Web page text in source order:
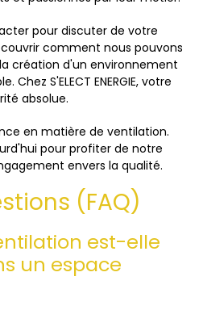
pour discuter de votre
comment nous pouvons
création d'un environnement
S'ELECT ENERGIE, votre
absolue.
en matière de ventilation.
pour profiter de notre
envers la qualité.
(FAQ)
est-elle
un espace